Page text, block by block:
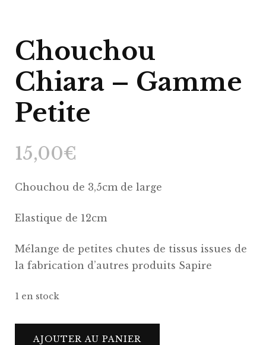
Chouchou
Chiara – Gamme
Petite
15,00€
Chouchou de 3,5cm de large
Elastique de 12cm
Mélange de petites chutes de tissus issues de
la fabrication d’autres produits Sapire
1 en stock
quantité
AJOUTER AU PANIER